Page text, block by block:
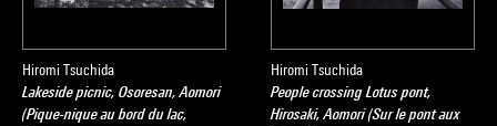
Hiromi Tsuchida
Lakeside picnic, Osoresan, Aomori
(Pique-nique au bord du lac,
Hiromi Tsuchida
People crossing Lotus pont,
Hirosaki, Aomori (Sur le pont aux